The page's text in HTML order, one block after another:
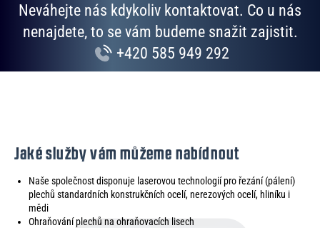
s
u
Neváhejte nás kdykoliv kontaktovat. Co u nás
nenajdete, to se vám budeme snažit zajistit.
+420 585 949 292
Jaké služby vám můžeme nabídnout
Naše společnost disponuje laserovou technologií pro řezání (pálení)
plechů standardních konstrukčních ocelí, nerezových ocelí, hliníku i
mědi
Ohraňování plechů na ohraňovacích lisech